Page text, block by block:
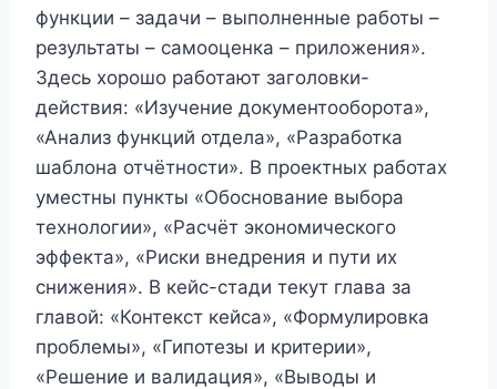
функции – задачи – выполненные работы –
результаты – самооценка – приложения».
Здесь хорошо работают заголовки-
действия: «Изучение документооборота»,
«Анализ функций отдела», «Разработка
шаблона отчётности». В проектных работах
уместны пункты «Обоснование выбора
технологии», «Расчёт экономического
эффекта», «Риски внедрения и пути их
снижения». В кейс-стади текут глава за
главой: «Контекст кейса», «Формулировка
проблемы», «Гипотезы и критерии»,
«Решение и валидация», «Выводы и